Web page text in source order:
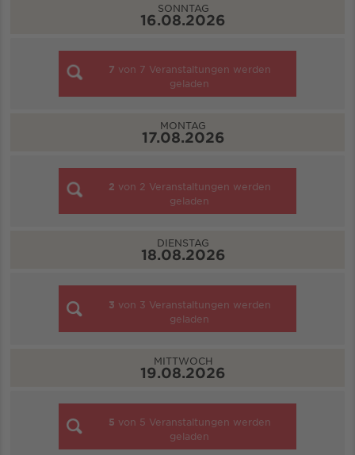
SONNTAG
16.08.2026
7 von 7 Veranstaltungen werden
geladen
MONTAG
17.08.2026
2 von 2 Veranstaltungen werden
geladen
DIENSTAG
18.08.2026
3 von 3 Veranstaltungen werden
geladen
MITTWOCH
19.08.2026
5 von 5 Veranstaltungen werden
geladen